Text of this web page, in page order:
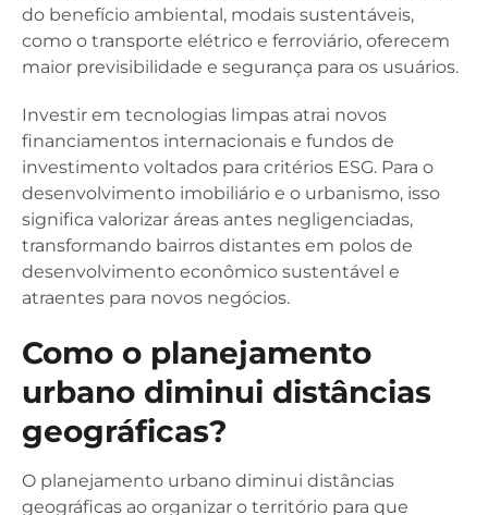
do benefício ambiental, modais sustentáveis,
como o transporte elétrico e ferroviário, oferecem
maior previsibilidade e segurança para os usuários.
Investir em tecnologias limpas atrai novos
financiamentos internacionais e fundos de
investimento voltados para critérios ESG. Para o
desenvolvimento imobiliário e o urbanismo, isso
significa valorizar áreas antes negligenciadas,
transformando bairros distantes em polos de
desenvolvimento econômico sustentável e
atraentes para novos negócios.
Como o planejamento
urbano diminui distâncias
geográficas?
O planejamento urbano diminui distâncias
geográficas ao organizar o território para que